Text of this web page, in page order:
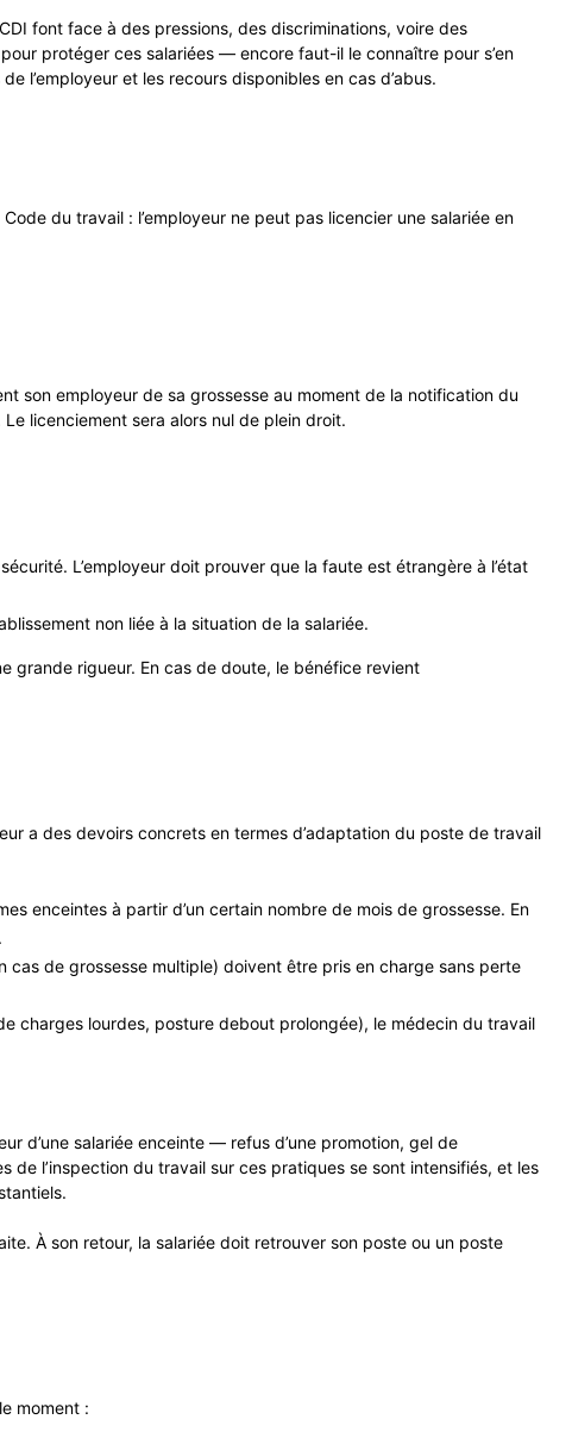
font face à des pressions, des discriminations, voire des
protéger ces salariées — encore faut-il le connaître pour s’en
l’employeur et les recours disponibles en cas d’abus.
du travail : l’employeur ne peut pas licencier une salariée en
son employeur de sa grossesse au moment de la notification du
licenciement sera alors nul de plein droit.
L’employeur doit prouver que la faute est étrangère à l’état
non liée à la situation de la salariée.
grande rigueur. En cas de doute, le bénéfice revient
a des devoirs concrets en termes d’adaptation du poste de travail
enceintes à partir d’un certain nombre de mois de grossesse. En
cas de grossesse multiple) doivent être pris en charge sans perte
charges lourdes, posture debout prolongée), le médecin du travail
d’une salariée enceinte — refus d’une promotion, gel de
l’inspection du travail sur ces pratiques se sont intensifiés, et les
À son retour, la salariée doit retrouver son poste ou un poste
moment :